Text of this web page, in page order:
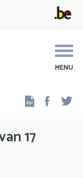
MENU
17